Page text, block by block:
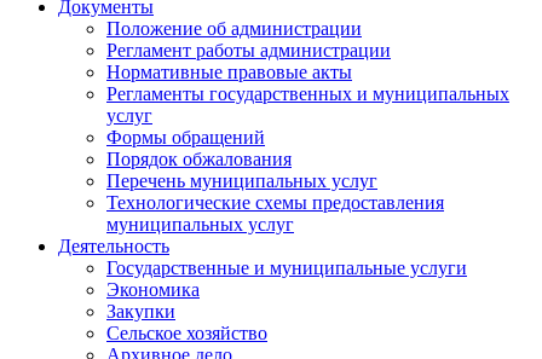
Документы
Положение об администрации
Регламент работы администрации
Нормативные правовые акты
Регламенты государственных и муниципальных
услуг
Формы обращений
Порядок обжалования
Перечень муниципальных услуг
Технологические схемы предоставления
муниципальных услуг
Деятельность
Государственные и муниципальные услуги
Экономика
Закупки
Сельское хозяйство